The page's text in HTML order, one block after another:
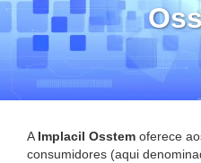
A Implacil Osstem oferece
consumidores (aqui